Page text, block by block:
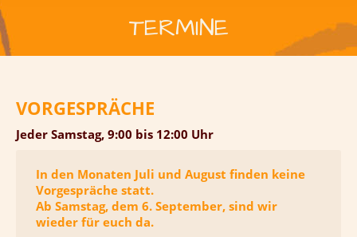
TERMINE
VORGESPRÄCHE
Jeder Samstag, 9:00 bis 12:00 Uhr
In den Monaten Juli und August finden keine
Vorgespräche statt.
Ab Samstag, dem 6. September, sind wir
wieder für euch da.